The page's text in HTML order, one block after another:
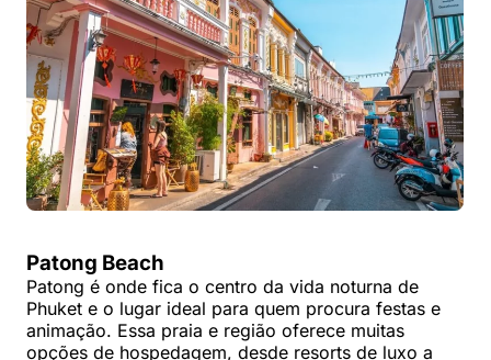
Patong Beach
Patong é onde fica o centro da vida noturna de
Phuket e o lugar ideal para quem procura festas e
animação. Essa praia e região oferece muitas
opções de hospedagem, desde resorts de luxo a